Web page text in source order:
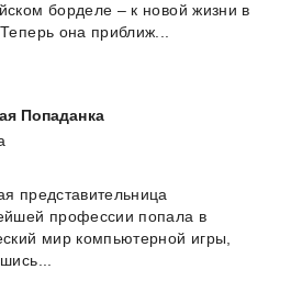
борделе – к новой жизни в
Теперь она приближ...
Попаданка
представительница
профессии попала в
мир компьютерной игры,